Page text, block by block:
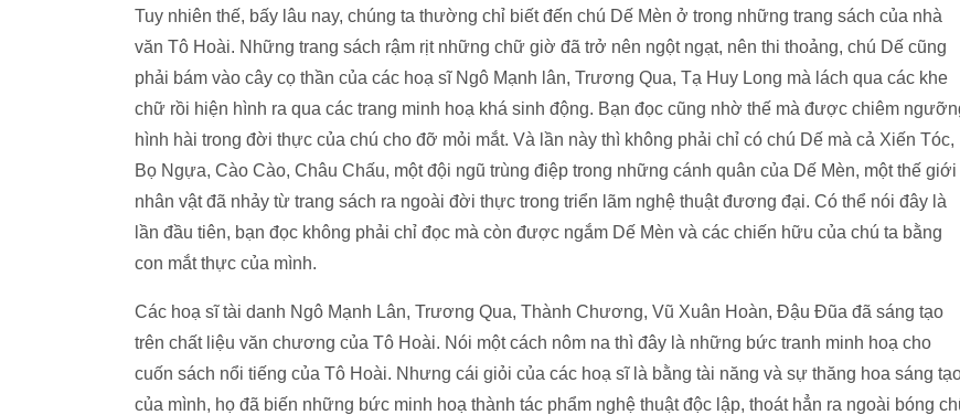
Tuy nhiên thế, bấy lâu nay, chúng ta thường chỉ biết đến chú Dế Mèn ở trong những trang sách của nhà
văn Tô Hoài. Những trang sách rậm rịt những chữ giờ đã trở nên ngột ngạt, nên thi thoảng, chú Dế cũng
phải bám vào cây cọ thần của các hoạ sĩ Ngô Mạnh lân, Trương Qua, Tạ Huy Long mà lách qua các khe
chữ rồi hiện hình ra qua các trang minh hoạ khá sinh động. Bạn đọc cũng nhờ thế mà được chiêm
hình hài trong đời thực của chú cho đỡ mỏi mắt. Và lần này thì không phải chỉ có chú Dế mà cả Xiến Tóc,
Bọ Ngựa, Cào Cào, Châu Chấu, một đội ngũ trùng điệp trong những cánh quân của Dế Mèn, một thế giới
nhân vật đã nhảy từ trang sách ra ngoài đời thực trong triển lãm nghệ thuật đương đại. Có thể nói đây là
lần đầu tiên, bạn đọc không phải chỉ đọc mà còn được ngắm Dế Mèn và các chiến hữu của chú ta bằng
con mắt thực của mình.
Các hoạ sĩ tài danh Ngô Mạnh Lân, Trương Qua, Thành Chương, Vũ Xuân Hoàn, Đậu Đũa đã sáng tạo
trên chất liệu văn chương của Tô Hoài. Nói một cách nôm na thì đây là những bức tranh minh hoạ cho
cuốn sách nổi tiếng của Tô Hoài. Nhưng cái giỏi của các hoạ sĩ là bằng tài năng và sự thăng hoa sáng
của mình, họ đã biến những bức minh hoạ thành tác phẩm nghệ thuật độc lập, thoát hẳn ra ngoài bóng